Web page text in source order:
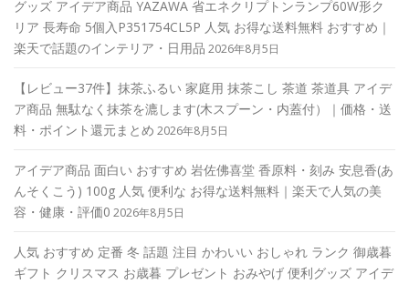
グッズ アイデア商品 YAZAWA 省エネクリプトンランプ60W形ク
リア 長寿命 5個入P351754CL5P 人気 お得な送料無料 おすすめ｜
楽天で話題のインテリア・日用品 2026年8月5日
【レビュー37件】抹茶ふるい 家庭用 抹茶こし 茶道 茶道具 アイデ
ア商品 無駄なく抹茶を漉します(木スプーン・内蓋付）｜価格・送
料・ポイント還元まとめ 2026年8月5日
アイデア商品 面白い おすすめ 岩佐佛喜堂 香原料・刻み 安息香(あ
んそくこう) 100g 人気 便利な お得な送料無料｜楽天で人気の美
容・健康・評価0 2026年8月5日
人気 おすすめ 定番 冬 話題 注目 かわいい おしゃれ ランク 御歳暮
ギフト クリスマス お歳暮 プレゼント おみやげ 便利グッズ アイデ